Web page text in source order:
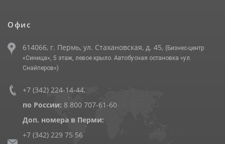
Офис
614066, г. Пермь, ул. Стахановская, д. 45, (Бизнес-центр
«Синица», 5 этаж, левое крыло. Автобусная остановка «ул.
Снайперов»)
+7 (342) 224-14-44,
по России: 8 800 707-61-60
Доп. номера в Перми:
+7 (342) 229 75 56